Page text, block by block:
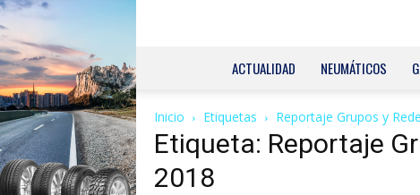
ACTUALIDAD NEUMÁTICOS
Inicio Etiquetas Reportaje Grupos y
Etiqueta: Reportaje
2018